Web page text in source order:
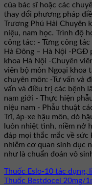
của bác sĩ hoặc các
thay đổi phương pháp
Trương Phú Hải Chuyên
niệu, nam học. Trình độ
công tác: - Từng công
Hà Đông – Hà Nội -PGĐ
khoa Hà Nội -Chuyên
viên bộ môn Ngoại khoa
chuyên môn: -Tư vấn và
vấn và điều trị các bệnh
nam giới - Thực hiện
niệu nam - Phẫu thuật
Trĩ, áp-xe hậu môn, dò
luôn nhiệt tình, niềm nở
đáp mọi thắc mắc về sức
nhiễm cơ quan sinh dục
như là chuẩn đoán vô
Thuốc Eslo-10 tác dụng,
Thuốc Bestdocel 20mg/